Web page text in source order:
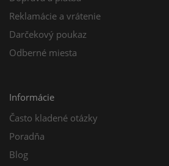
Reklamácie a vrátenie
Darčekový poukaz
Odberné miesta
Informácie
Často kladené otázky
Poradňa
Blog